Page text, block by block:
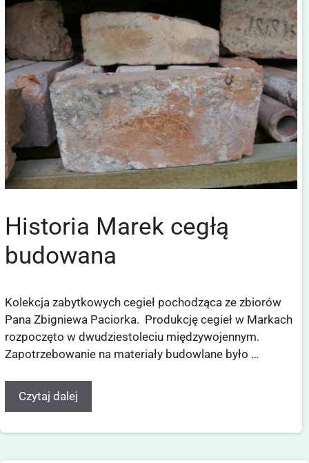
Historia Marek cegłą
budowana
Kolekcja zabytkowych cegieł pochodząca ze zbiorów
Pana Zbigniewa Paciorka. Produkcję cegieł w Markach
rozpoczęto w dwudziestoleciu międzywojennym.
Zapotrzebowanie na materiały budowlane było …
Czytaj dalej